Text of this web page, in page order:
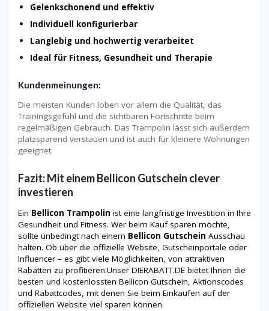
Gelenkschonend und effektiv
Individuell konfigurierbar
Langlebig und hochwertig verarbeitet
Ideal für Fitness, Gesundheit und Therapie
Kundenmeinungen:
Die meisten Kunden loben vor allem die Qualität, das
Trainingsgefühl und die sichtbaren Fortschritte beim
regelmäßigen Gebrauch. Das Trampolin lässt sich außerdem
platzsparend verstauen und ist auch für kleinere Wohnungen
geeignet.
Fazit: Mit einem Bellicon Gutschein clever
investieren
Ein Bellicon Trampolin ist eine langfristige Investition in Ihre
Gesundheit und Fitness. Wer beim Kauf sparen möchte,
sollte unbedingt nach einem Bellicon Gutschein Ausschau
halten. Ob über die offizielle Website, Gutscheinportale oder
Influencer – es gibt viele Möglichkeiten, von attraktiven
Rabatten zu profitieren.Unser DIERABATT.DE bietet Ihnen die
besten und kostenlossten Bellicon Gutschein, Aktionscodes
und Rabattcodes, mit denen Sie beim Einkaufen auf der
offiziellen Website viel sparen können.